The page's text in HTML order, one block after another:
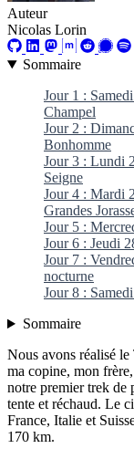
Auteur
Nicolas Lorin
Sommaire
Jour 1 :
Champel
Jour 2 :
Bonhomme
Jour 3 : Lundi
Seigne
Jour 4 : Mardi
Grandes
Jour 5 :
Jour 6 : Jeudi
Jour 7 :
nocturne
Jour 8 :
Sommaire
Nous avons réalisé
ma copine, mon
notre premier trek de
tente et réchaud. Le
France, Italie et
170 km.